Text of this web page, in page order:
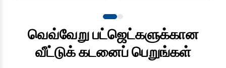
வெவ்வேறு பட்ஜெட்களுக்கான
வீட்டுக் கடனைப் பெறுங்கள்